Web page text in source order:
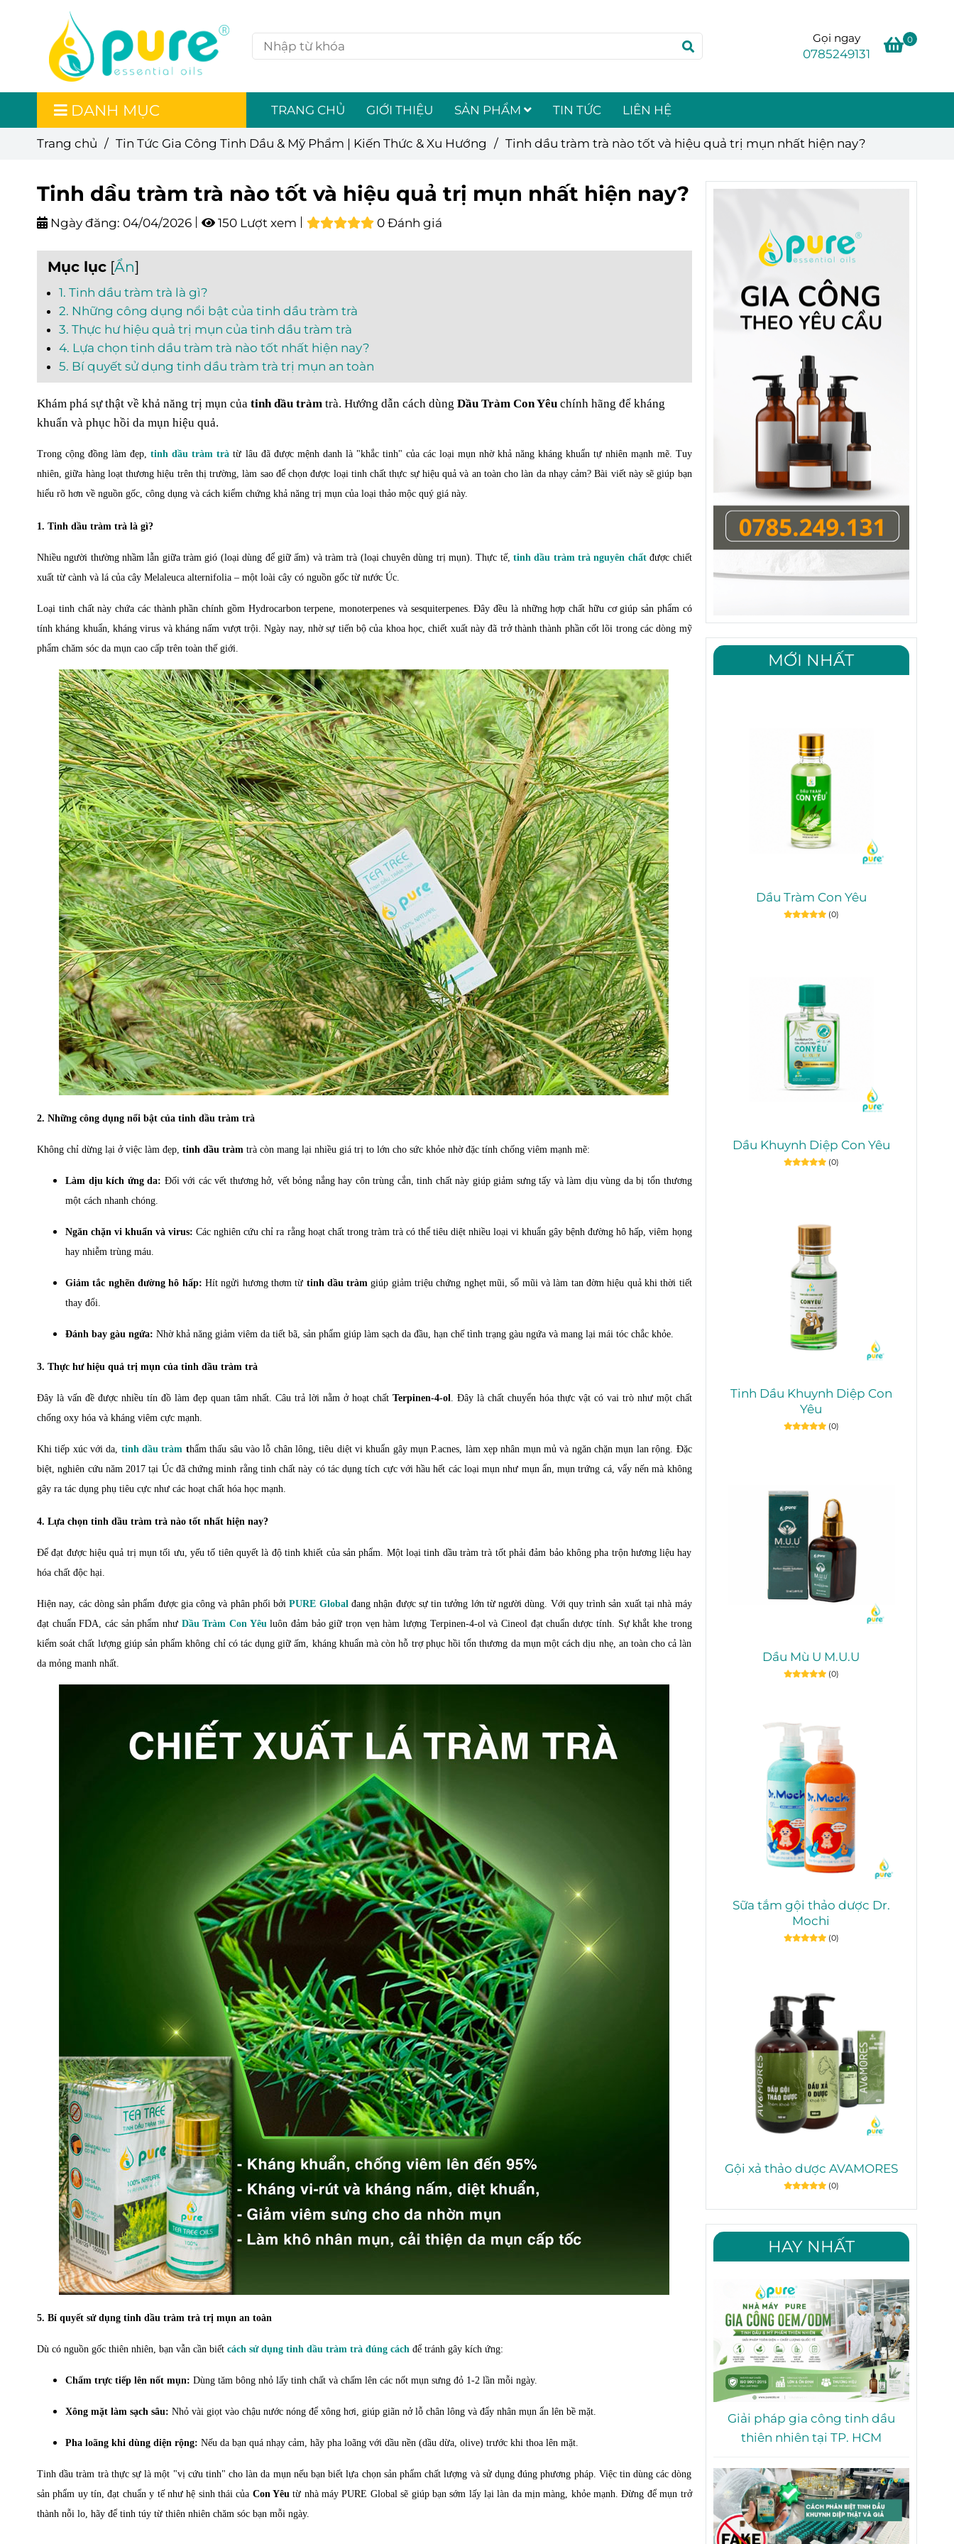
Gọi ngay
0785249131
0
DANH MỤC TRANG CHỦ GIỚI THIỆU SẢN PHẨM TIN TỨC LIÊN HỆ
Trang chủ / Tin Tức Gia Công Tinh Dầu & Mỹ Phẩm | Kiến Thức & Xu Hướng / Tinh dầu tràm trà nào tốt và hiệu quả trị mụn nhất hiện nay?
Tinh dầu tràm trà nào tốt và hiệu quả trị mụn nhất hiện nay?
Ngày đăng: 04/04/2026 150 Lượt xem 0 Đánh giá
Mục lục [Ẩn]
1. Tinh dầu tràm trà là gì?
2. Những công dụng nổi bật của tinh dầu tràm trà
3. Thực hư hiệu quả trị mụn của tinh dầu tràm trà
4. Lựa chọn tinh dầu tràm trà nào tốt nhất hiện nay?
5. Bí quyết sử dụng tinh dầu tràm trà trị mụn an toàn
Khám phá sự thật về khả năng trị mụn của tinh dầu tràm trà. Hướng dẫn cách dùng Dầu Tràm Con Yêu chính hãng để kháng
khuẩn và phục hồi da mụn hiệu quả.
Trong cộng đồng làm đẹp,tinh dầu tràm trà từ lâu đã được mệnh danh là "khắc tinh" của các loại mụn nhờ khả năng kháng khuẩn tự nhiên mạnh mẽ. Tuy
nhiên, giữa hàng loạt thương hiệu trên thị trường, làm sao để chọn được loại tinh chất thực sự hiệu quả và an toàn cho làn da nhạy cảm? Bài viết này sẽ giúp bạn
hiểu rõ hơn về nguồn gốc, công dụng và cách kiểm chứng khả năng trị mụn của loại thảo mộc quý giá này.
1. Tinh dầu tràm trà là gì?
Nhiều người thường nhầm lẫn giữa tràm gió (loại dùng để giữ ấm) và tràm trà (loại chuyên dùng trị mụn). Thực tế,tinh dầu tràm trà nguyên chấtđược chiết
xuất từ cành và lá của cây Melaleuca alternifolia – một loài cây có nguồn gốc từ nước Úc.
Loại tinh chất này chứa các thành phần chính gồm Hydrocarbon terpene, monoterpenes và sesquiterpenes. Đây đều là những hợp chất hữu cơ giúp sản phẩm có
tính kháng khuẩn, kháng virus và kháng nấm vượt trội. Ngày nay, nhờ sự tiến bộ của khoa học, chiết xuất này đã trở thành thành phần cốt lõi trong các dòng mỹ
phẩm chăm sóc da mụn cao cấp trên toàn thế giới.
2. Những công dụng nổi bật của tinh dầu tràm trà
Không chỉ dừng lại ở việc làm đẹp, tinh dầu tràm trà còn mang lại nhiều giá trị to lớn cho sức khỏe nhờ đặc tính chống viêm mạnh mẽ:
Làm dịu kích ứng da: Đối với các vết thương hở, vết bỏng nắng hay côn trùng cắn, tinh chất này giúp giảm sưng tấy và làm dịu vùng da bị tổn thương
một cách nhanh chóng.
Ngăn chặn vi khuẩn và virus: Các nghiên cứu chỉ ra rằng hoạt chất trong tràm trà có thể tiêu diệt nhiều loại vi khuẩn gây bệnh đường hô hấp, viêm họng
hay nhiễm trùng máu.
Giảm tắc nghẽn đường hô hấp: Hít ngửi hương thơm từ tinh dầu tràm giúp giảm triệu chứng nghẹt mũi, sổ mũi và làm tan đờm hiệu quả khi thời tiết
thay đổi.
Đánh bay gàu ngứa: Nhờ khả năng giảm viêm da tiết bã, sản phẩm giúp làm sạch da đầu, hạn chế tình trạng gàu ngứa và mang lại mái tóc chắc khỏe.
3. Thực hư hiệu quả trị mụn của tinh dầu tràm trà
Đây là vấn đề được nhiều tín đồ làm đẹp quan tâm nhất. Câu trả lời nằm ở hoạt chất Terpinen-4-ol
. Đây là chất chuyển hóa thực vật có vai trò như một chất
chống oxy hóa và kháng viêm cực mạnh.
Khi tiếp xúc với da, tinh dầu tràm thẩm thấu sâu vào lỗ chân lông, tiêu diệt vi khuẩn gây mụn P.acnes, làm xẹp nhân mụn mủ và ngăn chặn mụn lan rộng. Đặc
biệt, nghiên cứu năm 2017 tại Úc đã chứng minh rằng tinh chất này có tác dụng tích cực với hầu hết các loại mụn như mụn ẩn, mụn trứng cá, vẩy nến mà không
gây ra tác dụng phụ tiêu cực như các hoạt chất hóa học mạnh.
4. Lựa chọn tinh dầu tràm trà nào tốt nhất hiện nay?
Để đạt được hiệu quả trị mụn tối ưu, yếu tố tiên quyết là độ tinh khiết của sản phẩm. Một loại tinh dầu tràm trà tốt phải đảm bảo không pha trộn hương liệu hay
hóa chất độc hại.
Hiện nay, các dòng sản phẩm được gia công và phân phối bởiPURE Global đang nhận được sự tin tưởng lớn từ người dùng. Với quy trình sản xuất tại nhà máy
đạt chuẩn FDA, các sản phẩm như Dầu Tràm Con Yêu luôn đảm bảo giữ trọn vẹn hàm lượng Terpinen-4-ol và Cineol đạt chuẩn dược tính. Sự khắt khe trong
kiểm soát chất lượng giúp sản phẩm không chỉ có tác dụng giữ ấm, kháng khuẩn mà còn hỗ trợ phục hồi tổn thương da mụn một cách dịu nhẹ, an toàn cho cả làn
da mỏng manh nhất.
5. Bí quyết sử dụng tinh dầu tràm trà trị mụn an toàn
Dù có nguồn gốc thiên nhiên, bạn vẫn cần biết cách sử dụng tinh dầu tràm trà đúng cách để tránh gây kích ứng:
Chấm trực tiếp lên nốt mụn: Dùng tăm bông nhỏ lấy tinh chất và chấm lên các nốt mụn sưng đỏ 1-2 lần mỗi ngày.
Xông mặt làm sạch sâu: Nhỏ vài giọt vào chậu nước nóng để xông hơi, giúp giãn nở lỗ chân lông và đẩy nhân mụn ẩn lên bề mặt.
Pha loãng khi dùng diện rộng: Nếu da bạn quá nhạy cảm, hãy pha loãng với dầu nền (dầu dừa, olive) trước khi thoa lên mặt.
Tinh dầu tràm trà thực sự là một "vị cứu tinh" cho làn da mụn nếu bạn biết lựa chọn sản phẩm chất lượng và sử dụng đúng phương pháp. Việc tin dùng các dòng
sản phẩm uy tín, đạt chuẩn y tế như hệ sinh thái của Con Yêu từ nhà máy PURE Global sẽ giúp bạn sớm lấy lại làn da mịn màng, khỏe mạnh. Đừng để mụn trở
thành nỗi lo, hãy để tinh túy từ thiên nhiên chăm sóc bạn mỗi ngày.
MỚI NHẤT
Dầu Tràm Con Yêu
(0)
Dầu Khuynh Diệp Con Yêu
(0)
Tinh Dầu Khuynh Diệp Con
Yêu
(0)
Dầu Mù U M.U.U
(0)
Sữa tắm gội thảo dược Dr.
Mochi
(0)
Gội xả thảo dược AVAMORES
(0)
HAY NHẤT
Giải pháp gia công tinh dầu
thiên nhiên tại TP. HCM